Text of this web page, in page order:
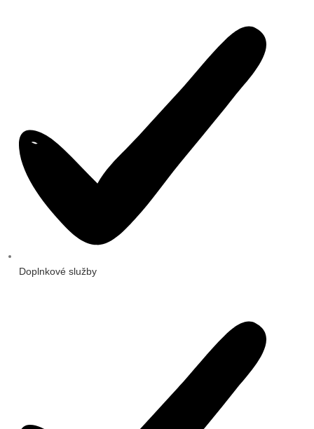
Doplnkové služby